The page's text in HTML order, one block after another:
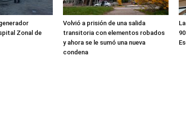
Zonal de
Volvió a prisión de una salida
transitoria con elementos robados
y ahora se le sumó una nueva
condena